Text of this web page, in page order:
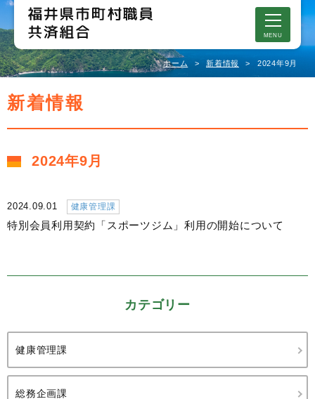
MENU
ホーム 新着情報 2024年9月
新着情報
2024年9月
2024.09.01 健康管理課
特別会員利用契約「スポーツジム」利用の開始について
カテゴリー
健康管理課
総務企画課